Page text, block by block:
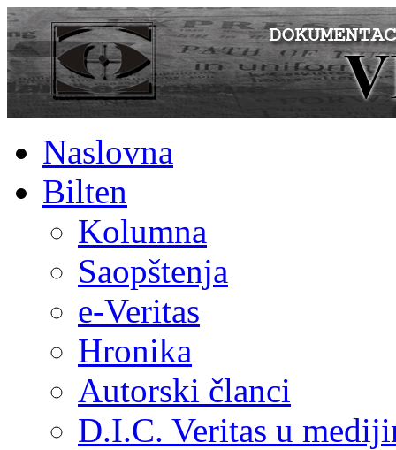
Naslovna
Bilten
Kolumna
Saopštenja
e-Veritas
Hronika
Autorski članci
D.I.C. Veritas u